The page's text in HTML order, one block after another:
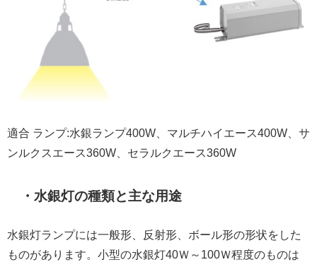
適合 ランプ:水銀ランプ400W、マルチハイエース400W、サ
ンルクスエース360W、セラルクエース360W
・水銀灯の種類と主な用途
水銀灯ランプには一般形、反射形、ボール形の形状をした
ものがあります。小型の水銀灯40Ｗ～100Ｗ程度のものは